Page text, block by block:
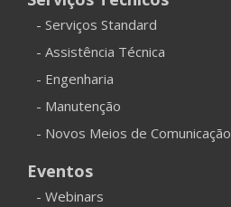
- Serviços Standard
- Assistência Técnica
- Engenharia
- Manutenção
- Novos Meios de Comunicação
Eventos
- Webinars